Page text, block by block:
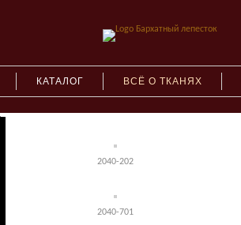
КАТАЛОГ ВСЁ О ТКАНЯХ
2040-202
2040-701